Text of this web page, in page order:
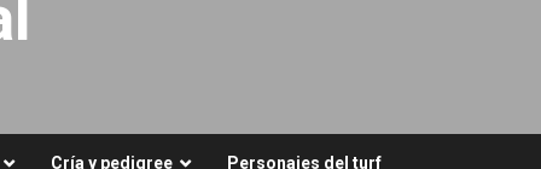
Cría y pedigree Personajes del turf